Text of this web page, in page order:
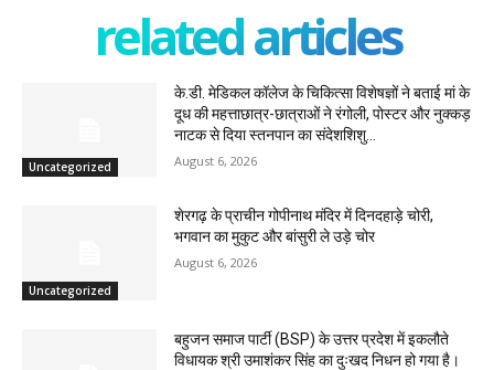
related articles
Uncategorized
के.डी. मेडिकल कॉलेज के चिकित्सा विशेषज्ञों ने बताई मां के
दूध की महत्ताछात्र-छात्राओं ने रंगोली, पोस्टर और नुक्कड़
नाटक से दिया स्तनपान का संदेशशिशु...
August 6, 2026
Uncategorized
शेरगढ़ के प्राचीन गोपीनाथ मंदिर में दिनदहाड़े चोरी,
भगवान का मुकुट और बांसुरी ले उड़े चोर
August 6, 2026
बहुजन समाज पार्टी (BSP) के उत्तर प्रदेश में इकलौते
विधायक श्री उमाशंकर सिंह का दुःखद निधन हो गया है।